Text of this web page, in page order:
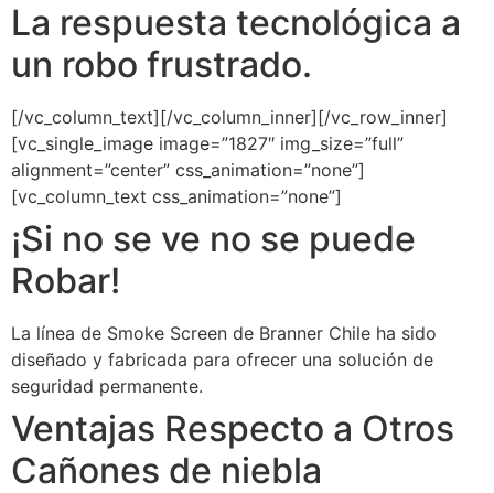
La respuesta tecnológica a
un robo frustrado.
[/vc_column_text][/vc_column_inner][/vc_row_inner]
[vc_single_image image=”1827″ img_size=”full”
alignment=”center” css_animation=”none”]
[vc_column_text css_animation=”none”]
¡Si no se ve no se puede
Robar!
La línea de Smoke Screen de Branner Chile ha sido
diseñado y fabricada para ofrecer una solución de
seguridad permanente.
Ventajas Respecto a Otros
Cañones de niebla